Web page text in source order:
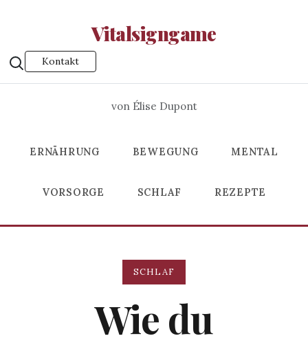
Vitalsigngame
Kontakt
von Élise Dupont
ERNÄHRUNG BEWEGUNG MENTAL
VORSORGE SCHLAF REZEPTE
SCHLAF
Wie du